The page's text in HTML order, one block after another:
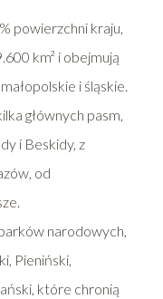
powierzchni kraju,
km² i obejmują
i śląskie.
głównych pasm,
i Beskidy, z
od
narodowych,
Pieniński,
które chronią